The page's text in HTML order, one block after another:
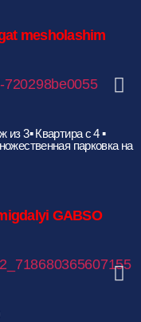
mesholashim
из 3▪︎ Квартира с
парковка на
GABSO